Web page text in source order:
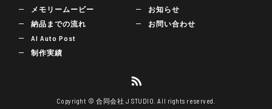
メモリームービー
納品までの流れ
AI Auto Post
制作実績
お知らせ
お問い合わせ
Copyright © 合同会社 J STUDIO. All rights reserved.